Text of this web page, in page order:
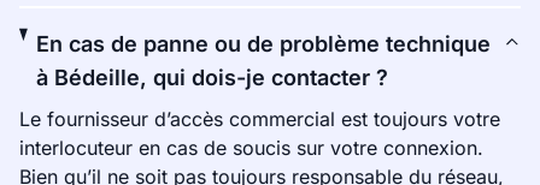
En cas de panne ou de problème technique
à Bédeille, qui dois-je contacter ?
Le fournisseur d’accès commercial est toujours votre
interlocuteur en cas de soucis sur votre connexion.
Bien qu’il ne soit pas toujours responsable du réseau,